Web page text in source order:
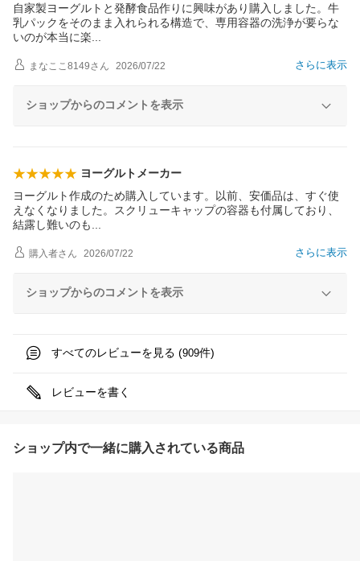
自家製ヨーグルトと発酵食品作りに興味があり購入しました。牛
乳パックをそのまま入れられる構造で、専用容器の洗浄が要らな
いのが本当に楽
さらに表示
まなここ8149さん 2026/07/22
ショップからのコメントを表示
ヨーグルトメーカー
ヨーグルト作成のため購入しています。以前、安価品は、すぐ使
えなくなりました。スクリューキャップの容器も付属しており、
結露し難いのも
さらに表示
購入者さん 2026/07/22
ショップからのコメントを表示
すべてのレビューを見る (909件)
レビューを書く
ショップ内で一緒に購入されている商品